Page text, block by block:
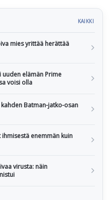
KAIKKI
mies yrittää herättää
uuden elämän Prime
voisi olla
Batman-jatko-osan
enemmän kuin
virusta: näin